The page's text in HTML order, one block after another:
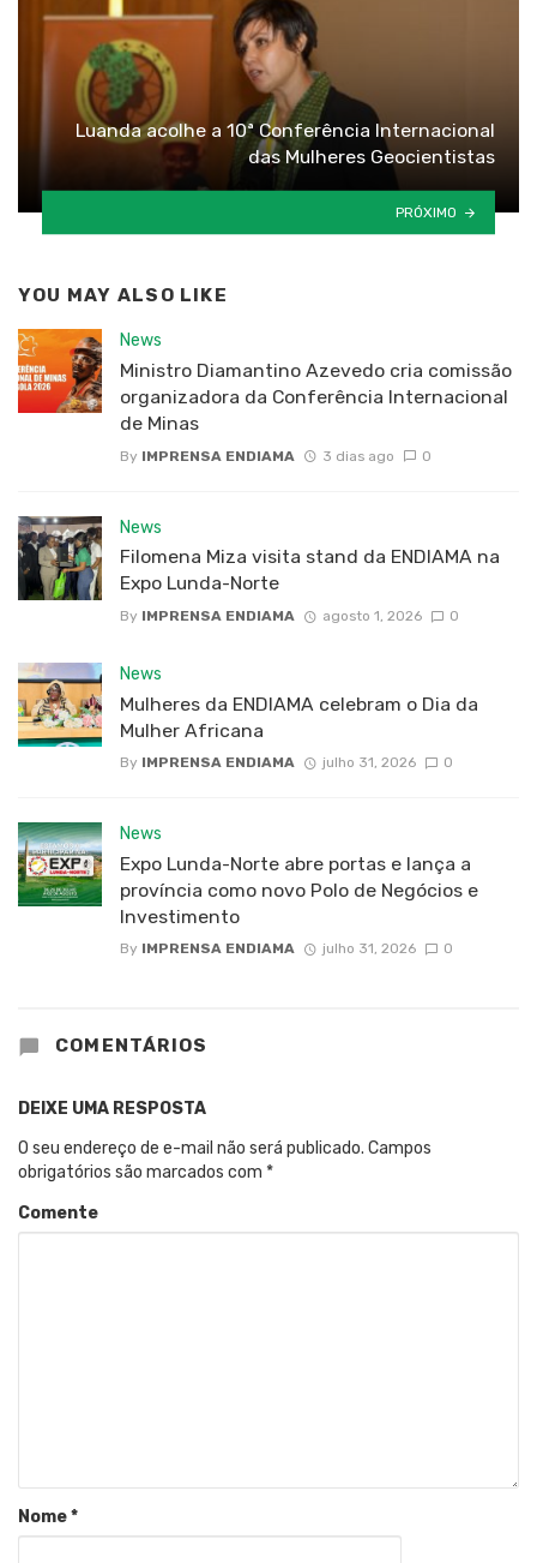
Luanda acolhe a 10ª Conferência Internacional
das Mulheres Geocientistas
PRÓXIMO
YOU MAY ALSO LIKE
News
Ministro Diamantino Azevedo cria comissão
organizadora da Conferência Internacional
de Minas
By IMPRENSA ENDIAMA 3 dias ago 0
News
Filomena Miza visita stand da ENDIAMA na
Expo Lunda-Norte
By IMPRENSA ENDIAMA agosto 1, 2026 0
News
Mulheres da ENDIAMA celebram o Dia da
Mulher Africana
By IMPRENSA ENDIAMA julho 31, 2026 0
News
Expo Lunda-Norte abre portas e lança a
província como novo Polo de Negócios e
Investimento
By IMPRENSA ENDIAMA julho 31, 2026 0
COMENTÁRIOS
DEIXE UMA RESPOSTA
O seu endereço de e-mail não será publicado. Campos
obrigatórios são marcados com *
Comente
Nome*